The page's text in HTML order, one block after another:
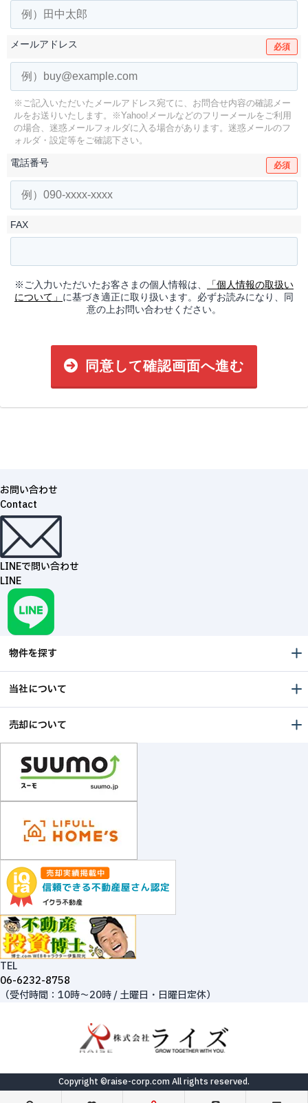
メールアドレス 必須
※ご記入いただいたメールアドレス宛てに、お問合せ内容の確認メー
ルをお送りいたします。
※Yahoo!メールなどのフリーメールをご利用
の場合、迷惑メールフォルダに入る場合があります。 迷惑メールのフ
ォルダ・設定等をご確認下さい。
電話番号 必須
FAX
※ご入力いただいたお客さまの個人情報は、
「個人情報の取扱い
について」 に基づき適正に取り扱います。必ずお読みになり、同
意の上お問い合わせください。
同意して確認画面へ進む
お問い合わせ
Contact
LINEで問い合わせ
LINE
物件を探す
当社について
売却について
TEL
06-6232-8758
（受付時間：10時～20時 / 土曜日・日曜日定休）
Copyright ©raise-corp.com All rights reserved.